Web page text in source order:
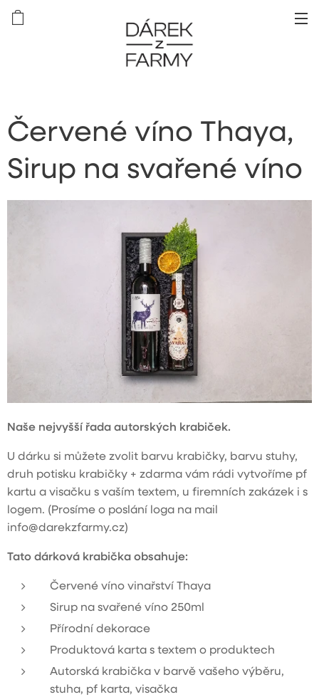
Červené víno Thaya,
Sirup na svařené víno
Naše nejvyšší řada autorských krabiček.
U dárku si můžete zvolit barvu krabičky, barvu stuhy,
druh potisku krabičky + zdarma vám rádi vytvoříme pf
kartu a visačku s vaším textem, u firemních zakázek i s
logem. (Prosíme o poslání loga na mail
info@darekzfarmy.cz)
Tato dárková krabička obsahuje:
Červené víno vinařství Thaya
Sirup na svařené víno 250ml
Přírodní dekorace
Produktová karta s textem o produktech
Autorská krabička v barvě vašeho výběru,
stuha, pf karta, visačka